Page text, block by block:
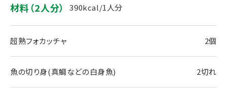
材料（2人分） 390kcal/1人分
超熟フォカッチャ 2個
魚の切り身(真鯛などの白身魚) 2切れ